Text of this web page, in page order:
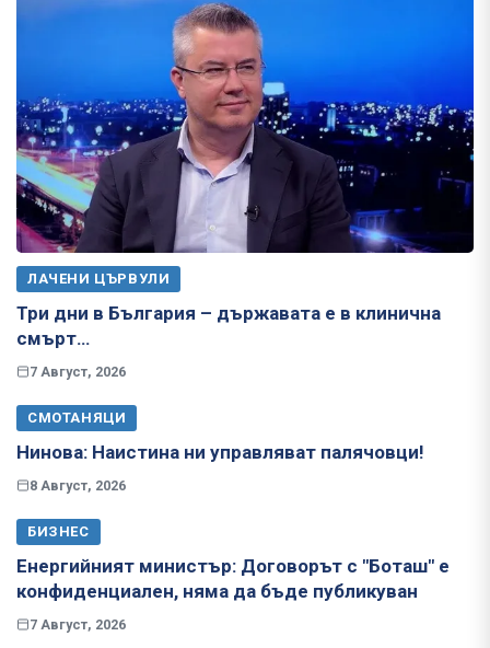
ЛАЧЕНИ ЦЪРВУЛИ
Три дни в България – държавата е в клинична
смърт…
7 Август, 2026
СМОТАНЯЦИ
Нинова: Наистина ни управляват палячовци!
8 Август, 2026
БИЗНЕС
Енергийният министър: Договорът с "Боташ" е
конфиденциален, няма да бъде публикуван
7 Август, 2026